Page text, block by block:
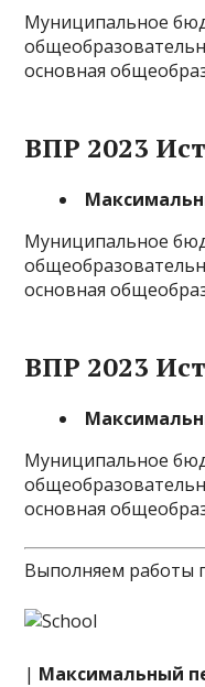
Муниципальное
основная
ВПР 2023
Муниципальное
основная
ВПР 2023
Муниципальное
основная
Выполняем работы
| Максимальный